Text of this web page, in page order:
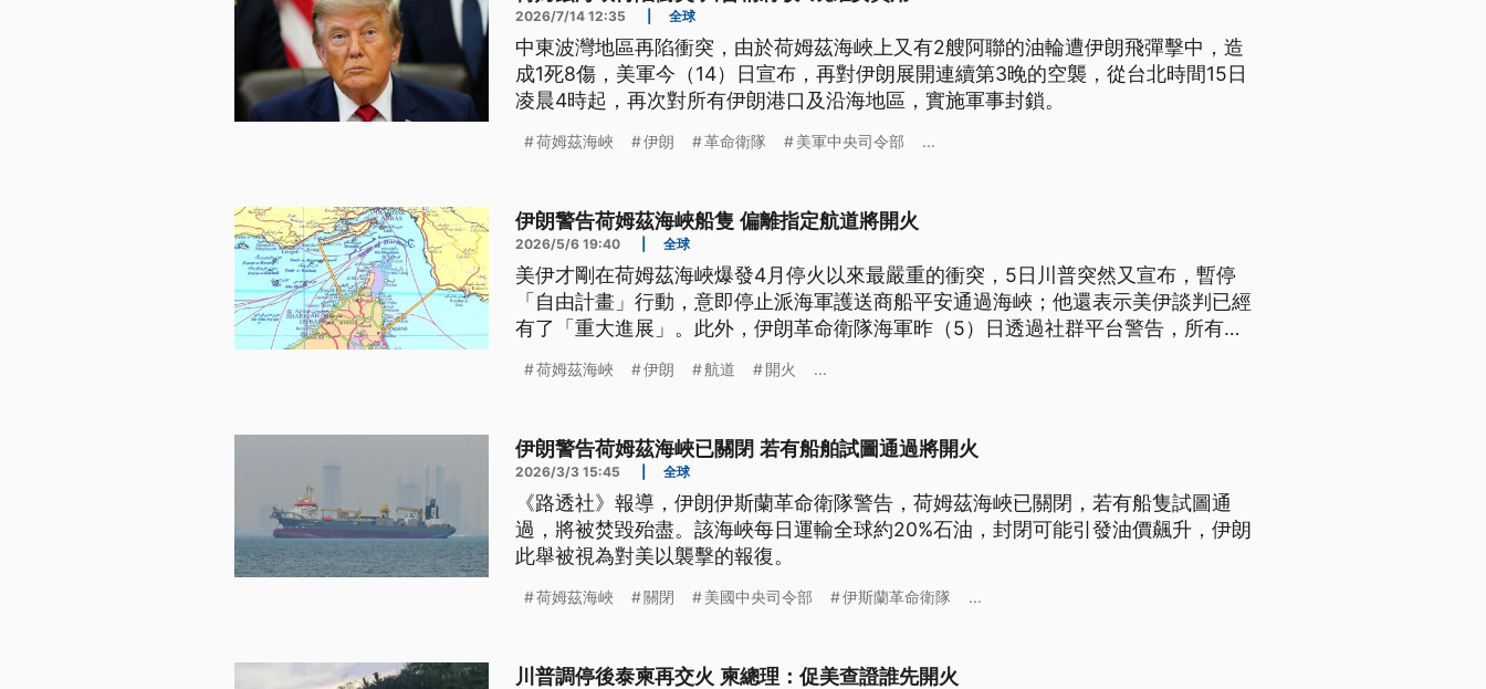
2026/7/14 12:35 全球
中東波灣地區再陷衝突，由於荷姆茲海峽上又有2艘阿聯的油輪遭伊朗飛彈擊中，造
成1死8傷，美軍今（14）日宣布，再對伊朗展開連續第3晚的空襲，從台北時間15日
凌晨4時起，再次對所有伊朗港口及沿海地區，實施軍事封鎖。
荷姆茲海峽 伊朗 革命衛隊 美軍中央司令部 ...
伊朗警告荷姆茲海峽船隻 偏離指定航道將開火
2026/5/6 19:40 全球
美伊才剛在荷姆茲海峽爆發4月停火以來最嚴重的衝突，5日川普突然又宣布，暫停
「自由計畫」行動，意即停止派海軍護送商船平安通過海峽；他還表示美伊談判已經
有了「重大進展」。此外，伊朗革命衛隊海軍昨（5）日透過社群平台警告，所有船
荷姆茲海峽 伊朗 航道 開火 ...
伊朗警告荷姆茲海峽已關閉 若有船舶試圖通過將開火
2026/3/3 15:45 全球
《路透社》報導，伊朗伊斯蘭革命衛隊警告，荷姆茲海峽已關閉，若有船隻試圖通
過，將被焚毀殆盡。該海峽每日運輸全球約20%石油，封閉可能引發油價飆升，伊朗
此舉被視為對美以襲擊的報復。
荷姆茲海峽 關閉 美國中央司令部 伊斯蘭革命衛隊 ...
川普調停後泰柬再交火 柬總理：促美查證誰先開火